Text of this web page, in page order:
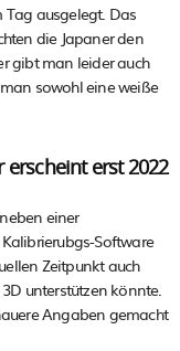
Tag ausgelegt. Das
die Japaner den
gibt man leider auch
sowohl eine weiße
erscheint erst 2022
einer
Software
Zeitpunkt auch
unterstützen könnte.
Angaben gemacht